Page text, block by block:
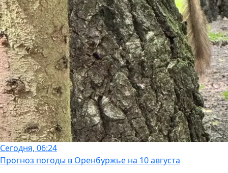
Сегодня, 06:24
Прогноз погоды в Оренбуржье на 10 августа